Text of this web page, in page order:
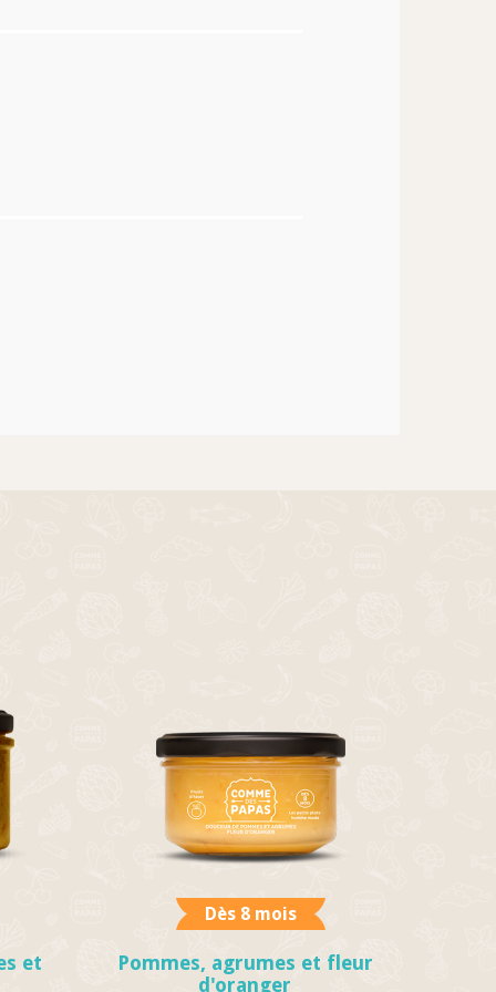
et
Dès 8 mois
Pommes, agrumes et fleur
d'oranger